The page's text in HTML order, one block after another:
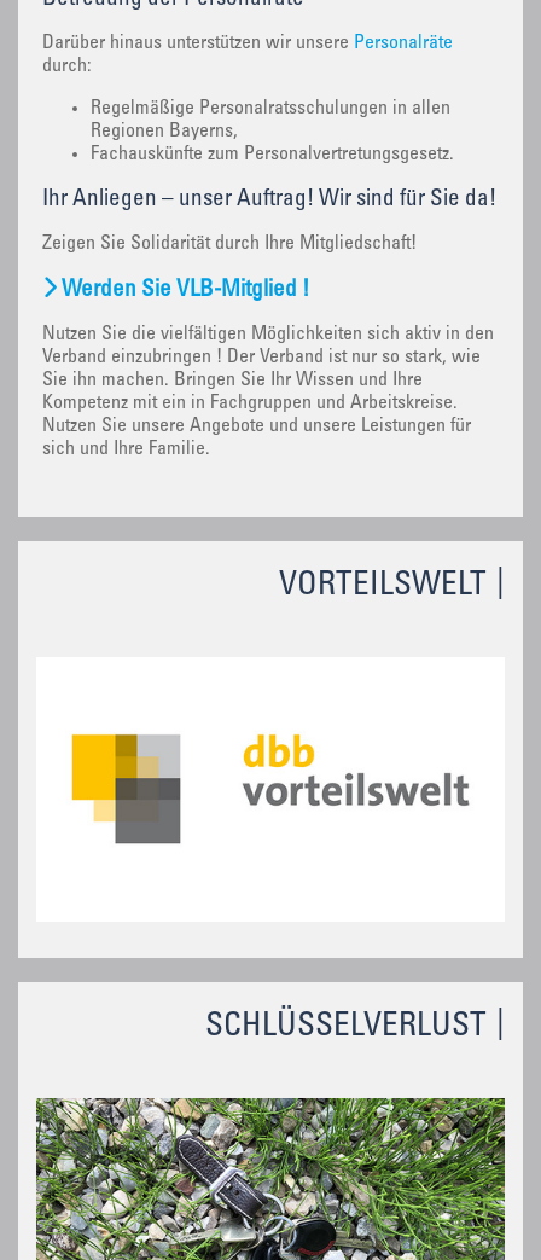
VORTEILSWELT
SCHLÜSSELVERLUST
Darüber hinaus unterstützen wir unsere Personalräte
durch:
Regelmäßige Personalratsschulungen in allen
Regionen Bayerns,
Fachauskünfte zum Personalvertretungsgesetz.
Ihr Anliegen – unser Auftrag! Wir sind für Sie da!
Zeigen Sie Solidarität durch Ihre Mitgliedschaft!
Werden Sie VLB-Mitglied !
Nutzen Sie die vielfältigen Möglichkeiten sich aktiv in den
Verband einzubringen ! Der Verband ist nur so stark, wie
Sie ihn machen. Bringen Sie Ihr Wissen und Ihre
Kompetenz mit ein in Fachgruppen und Arbeitskreise.
Nutzen Sie unsere Angebote und unsere Leistungen für
sich und Ihre Familie.